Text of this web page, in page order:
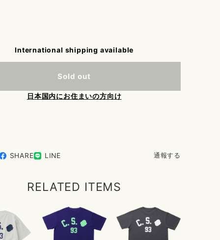
International shipping available
Sold out
日本国内にお住まいの方向け
SHARE LINE 通報する
RELATED ITEMS